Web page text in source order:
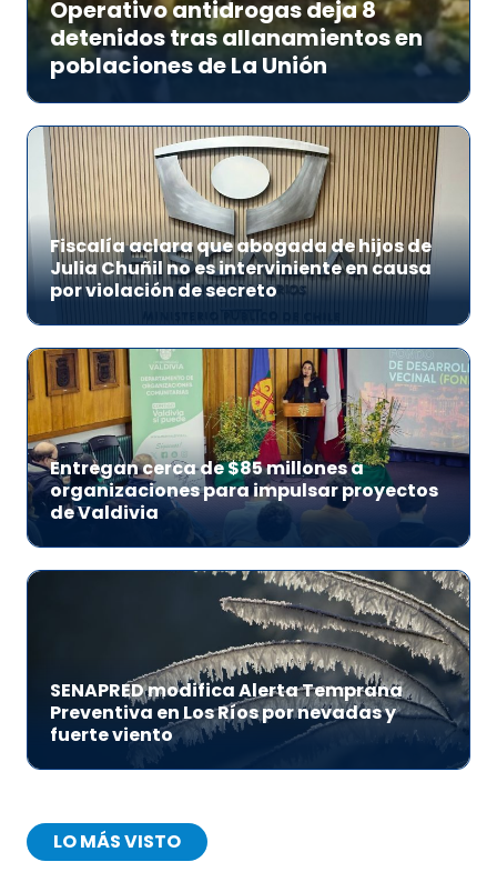
Operativo antidrogas deja 8
detenidos tras allanamientos en
poblaciones de La Unión
Fiscalía aclara que abogada de hijos de
Julia Chuñil no es interviniente en causa
por violación de secreto
Entregan cerca de $85 millones a
organizaciones para impulsar proyectos
de Valdivia
SENAPRED modifica Alerta Temprana
Preventiva en Los Ríos por nevadas y
fuerte viento
LO MÁS VISTO